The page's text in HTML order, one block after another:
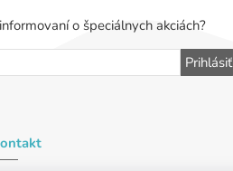
o špeciálnych akciách?
Prihlásiť